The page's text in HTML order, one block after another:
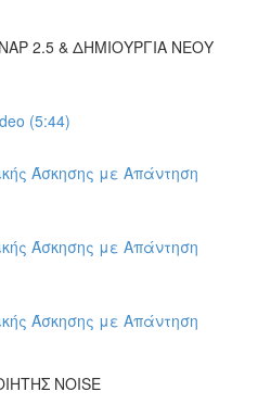
2.5 & ΔΗΜΙΟΥΡΓΙΑ ΝΕΟΥ
(5:44)
Άσκησης με Απάντηση
Άσκησης με Απάντηση
Άσκησης με Απάντηση
NOISE